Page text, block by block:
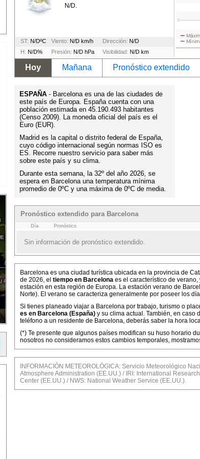
N/D.
ST: N/DºC Viento: N/D km/h Dirección: N/D
H: N/D% Presión: N/D hPa Visibilidad: N/D km
Hoy Mañana Pronóstico extendido
ESPAÑA - Barcelona es una de las ciudades de
este país de Europa. España cuenta con una
población estimada en 45.190.493 habitantes
(Censo 2009). La moneda oficial del país es el
Euro (EUR).
Madrid es la capital o distrito federal de España,
cuyo código internacional según normas ISO es
ES. Recorre nuestro servicio para saber más
sobre este país y su clima.
Durante esta semana, la 32º del año 2026, se
espera en Barcelona una temperatura mínima
promedio de 0ºC y una máxima de 0ºC de media.
Pronóstico extendido para Barcelona
Día Pronóstico
Sin información de pronóstico extendido.
Barcelona es una ciudad turística ubicada en la provincia de
de 2026, el tiempo en Barcelona es el característico de
estación en esta región de Europa. La estación verano de
Norte). El verano se caracteriza generalmente por poseer los
Si tienes planeado viajar a Barcelona por trabajo, turismo o
es en Barcelona (España) y su clima actual. También, en caso
teléfono a un residente de Barcelona, deberás saber la hora
(*) Te presente que algunos países modifican su huso horario
nosotros no consideramos estos cambios temporales,
INFORMACIÓN METEOROLÓGICA: Servicio Meteorológico
Atmosphere Administration (EE.UU.) / IRI: International
Center (EE.UU.) / NWS: National Weather Service (EE.UU.).